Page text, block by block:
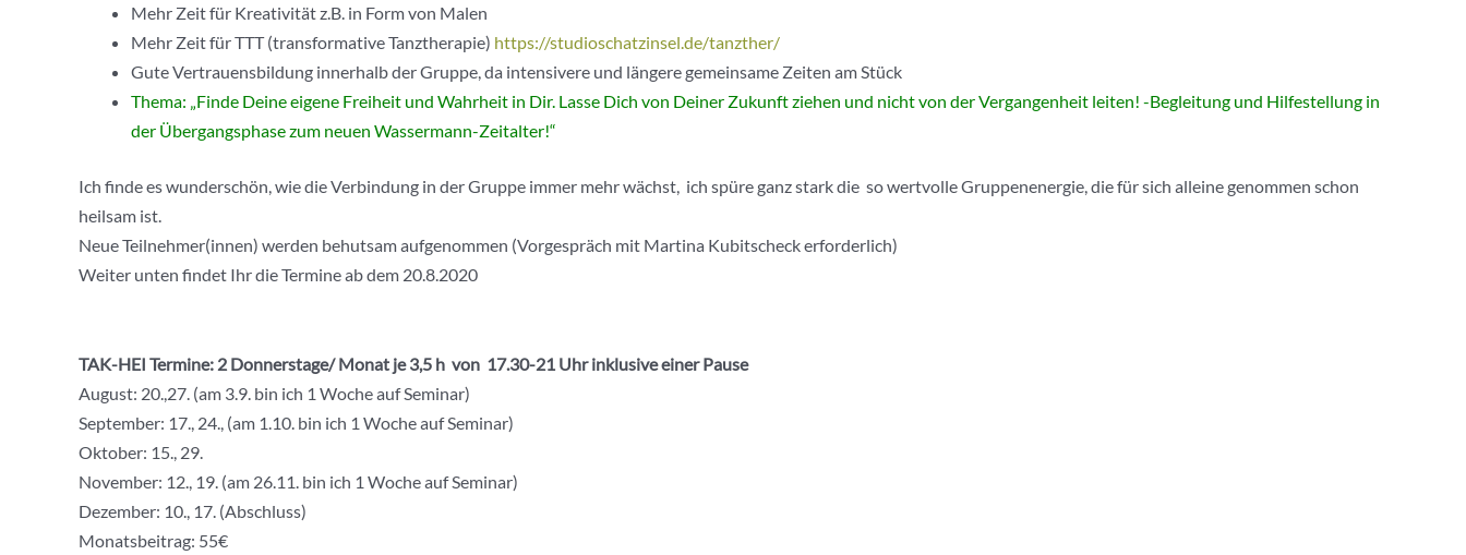
Mehr Zeit für Kreativität z.B. in Form von Malen
Mehr Zeit für TTT (transformative Tanztherapie) https://studioschatzinsel.de/tanzther/
Gute Vertrauensbildung innerhalb der Gruppe, da intensivere und längere gemeinsame Zeiten am Stück
Thema: „Finde Deine eigene Freiheit und Wahrheit in Dir. Lasse Dich von Deiner Zukunft ziehen und nicht von der Vergangenheit leiten! -Begleitung und Hilfestellung in
der Übergangsphase zum neuen Wassermann-Zeitalter!“
Ich finde es wunderschön, wie die Verbindung in der Gruppe immer mehr wächst, ich spüre ganz stark die so wertvolle Gruppenenergie, die für sich alleinegenommen schon
heilsam ist.
Neue Teilnehmer(innen) werden behutsam aufgenommen (Vorgespräch mit Martina Kubitscheck erforderlich)
Weiter unten findet Ihr die Termine ab dem 20.8.2020
TAK-HEI Termine: 2 Donnerstage/ Monat je 3,5 h von 17.30-21 Uhr inklusive einer Pause
August: 20.,27. (am 3.9. bin ich 1 Woche auf Seminar)
September: 17., 24., (am 1.10. bin ich 1 Woche auf Seminar)
Oktober: 15., 29.
November: 12., 19. (am 26.11. bin ich 1 Woche auf Seminar)
Dezember: 10., 17. (Abschluss)
Monatsbeitrag: 55€